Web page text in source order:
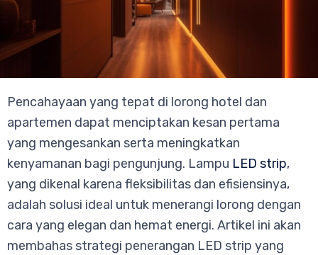
Pencahayaan yang tepat di lorong hotel dan
apartemen dapat menciptakan kesan pertama
yang mengesankan serta meningkatkan
kenyamanan bagi pengunjung. Lampu LED strip,
yang dikenal karena fleksibilitas dan efisiensinya,
adalah solusi ideal untuk menerangi lorong dengan
cara yang elegan dan hemat energi. Artikel ini akan
membahas strategi penerangan LED strip yang